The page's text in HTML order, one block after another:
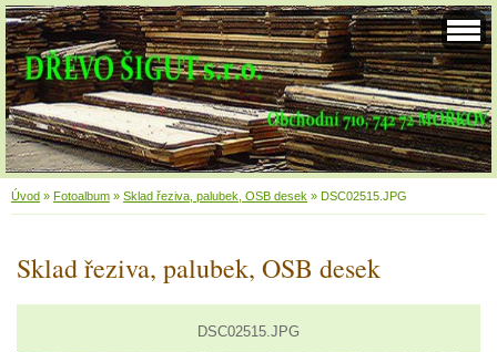
Úvod » Fotoalbum » Sklad řeziva, palubek, OSB desek » DSC02515.JPG
Sklad řeziva, palubek, OSB desek
DSC02515.JPG